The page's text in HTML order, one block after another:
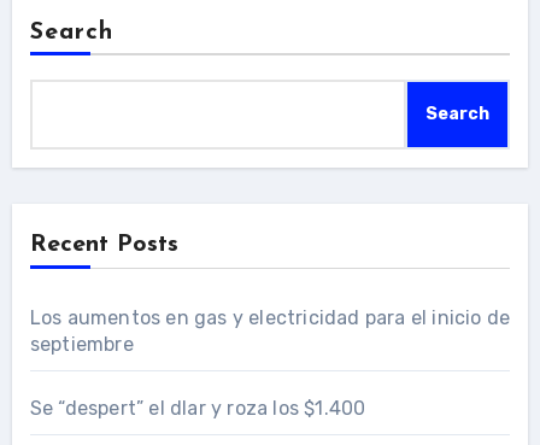
Search
Search
Recent Posts
Los aumentos en gas y electricidad para el inicio de
septiembre
Se “despert” el dlar y roza los $1.400